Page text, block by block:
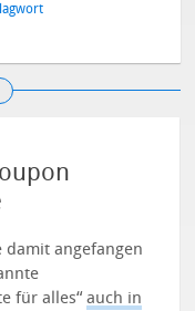
damit angefangen
für alles“auch in